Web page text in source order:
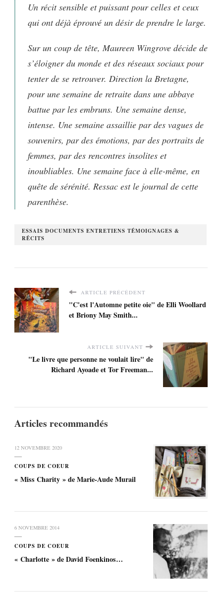
Un récit sensible et puissant pour celles et ceux
qui ont déjà éprouvé un désir de prendre le large.
Sur un coup de tête, Maureen Wingrove décide de
s’éloigner du monde et des réseaux sociaux pour
tenter de se retrouver. Direction la Bretagne,
pour une semaine de retraite dans une abbaye
battue par les embruns. Une semaine dense,
intense. Une semaine assaillie par des vagues de
souvenirs, par des émotions, par des portraits de
femmes, par des rencontres insolites et
inoubliables. Une semaine face à elle-même, en
quête de sérénité. Ressac est le journal de cette
parenthèse.
ESSAIS DOCUMENTS ENTRETIENS TÉMOIGNAGES &
RÉCITS
ARTICLE PRÉCÉDENT
"C'est l'Automne petite oie" de Elli Woollard
et Briony May Smith...
ARTICLE SUIVANT
"Le livre que personne ne voulait lire" de
Richard Ayoade et Tor Freeman...
Articles recommandés
12 NOVEMBRE 2020
COUPS DE COEUR
« Miss Charity » de Marie-Aude Murail
6 NOVEMBRE 2014
COUPS DE COEUR
« Charlotte » de David Foenkinos…